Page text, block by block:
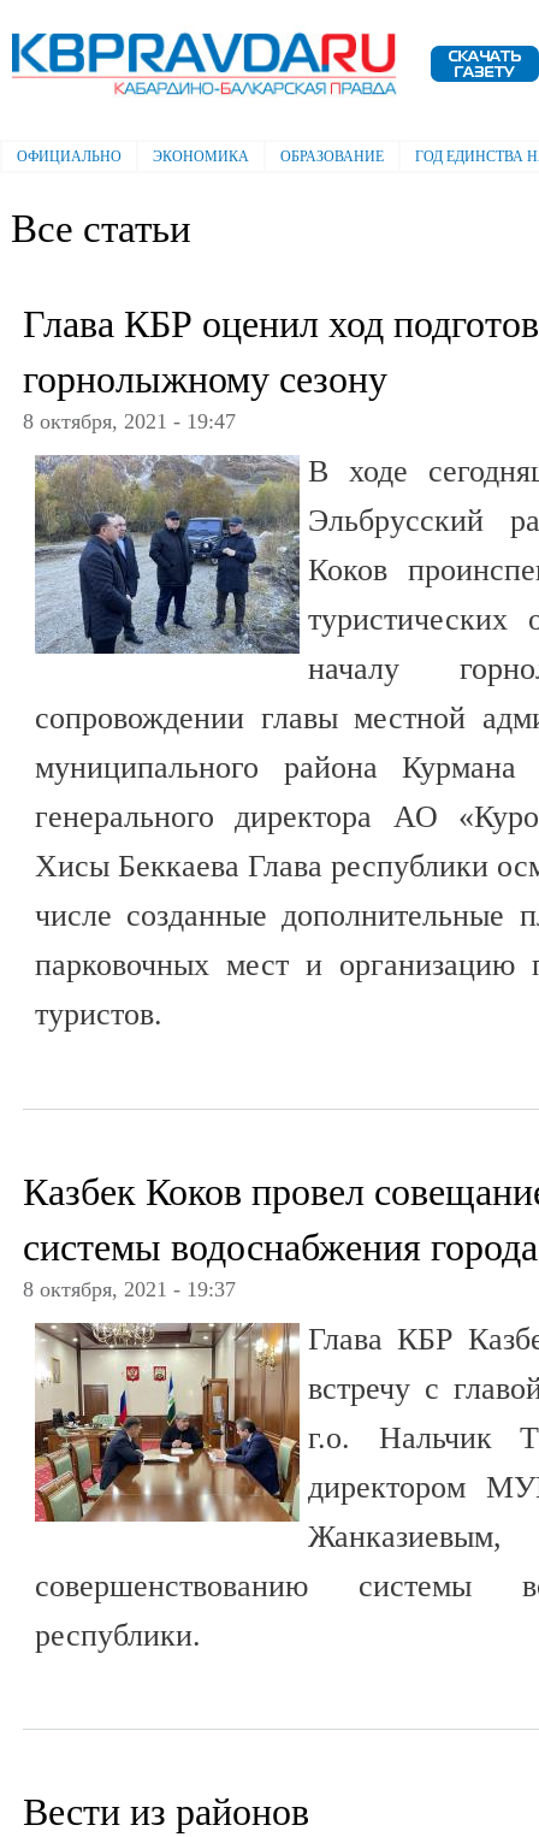
Электронная газета "Кабардино-
Балкарская правда"
Главное меню
ОФИЦИАЛЬНО ЭКОНОМИКА ОБРАЗОВАНИЕ ГОД ЕДИНСТВА
Все статьи
Глава КБР оценил ход
горнолыжному сезону
8 октября, 2021 - 19:47
В ходе
Эльбрусский
Коков
туристических
началу
сопровождении главы местной
муниципального района Курмана
генерального директора АО
Хисы Беккаева Глава республики
числе созданные дополнительные
парковочных мест и организацию
туристов.
Казбек Коков провел
системы водоснабжения
8 октября, 2021 - 19:37
Глава КБР
встречу с
г.о. Нальчик
директором
совершенствованию системы
республики.
Вести из районов